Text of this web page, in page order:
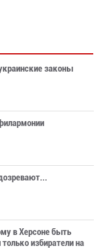
законы
в Херсоне быть
избиратели на